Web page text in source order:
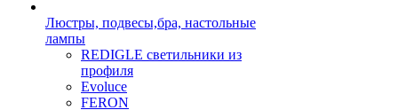
Люстры, подвесы,бра, настольные
лампы
REDIGLE светильники из
профиля
Evoluce
FERON